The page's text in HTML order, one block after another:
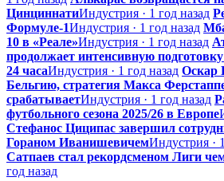
ЦинциннатиИндустрия · 1 год назад
Формуле-1Индустрия · 1 год назад
10 в «Реале»Индустрия · 1 год назад
продолжает интенсивную
24 часаИндустрия · 1 год назад Оскар
Бельгию, стратегия Макса
срабатываетИндустрия · 1 год назад
футбольного сезона 2025/26 в Европе
Стефанос Циципас завершил
Гораном ИванишевичемИндустрия ·
Сатпаев стал рекордсменом Лиги
год назад